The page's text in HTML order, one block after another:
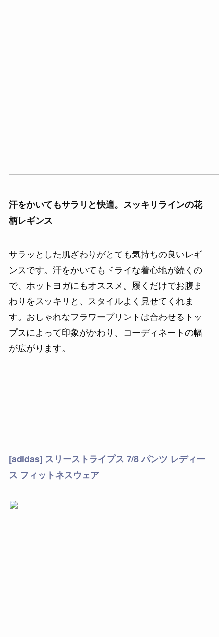
汗をかいてもサラリと快適。スッキリラインの花
柄レギンス
サラッとした肌ざわりがとても気持ちの良いレギ
ンスです。汗をかいてもドライな着心地が続くの
で、ホットヨガにもオススメ。履くだけでお腹ま
わりをスッキリと、スタイルよく見せてくれま
す。おしゃれなフラワープリントは合わせるトッ
プスによって印象がかわり、コーディネートの幅
が広がります。
[adidas] スリーストライプス 7/8 パンツ レディー
ス フィットネスウェア